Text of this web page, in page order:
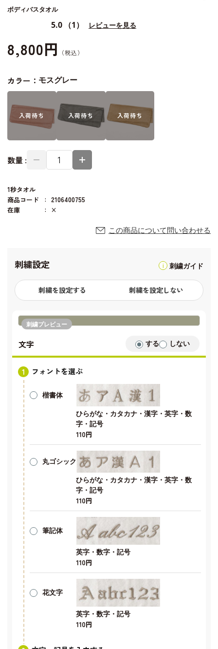
ボディバスタオル
5.0 （1） レビューを見る
8,800円
カラー： モスグレー
入荷待ち 入荷待ち 入荷待ち
数量 :
1秒タオル
商品コード
2106400755
在庫
×
この商品について問い合わせる
刺繍設定 刺繍ガイド
刺繍を設定する 刺繍を設定しない
刺繍プレビュー
文字 する しない
フォントを選ぶ
楷書体
ひらがな・カタカナ・漢字・英字・数
字・記号
110円
丸ゴシック
ひらがな・カタカナ・漢字・英字・数
字・記号
110円
筆記体
英字・数字・記号
110円
花文字
英字・数字・記号
110円